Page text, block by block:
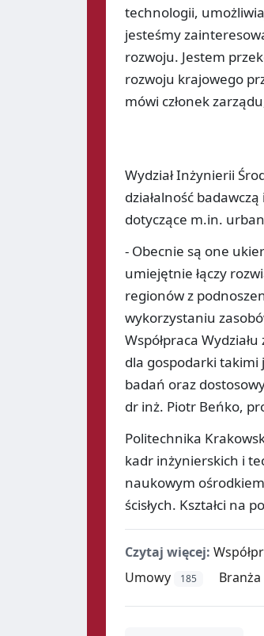
technologii,
jesteśmy
rozwoju. Jestem
rozwoju krajowego
mówi członek
Wydział Inżynierii
działalność
dotyczące m.in.
- Obecnie są one
umiejętnie łączy
regionów z
wykorzystaniu
Współpraca
dla gospodarki takimi
badań oraz
dr inż. Piotr Beńko,
Politechnika
kadr inżynierskich i
naukowym
ścisłych. Kształci na
Czytaj więcej:
Umowy 185